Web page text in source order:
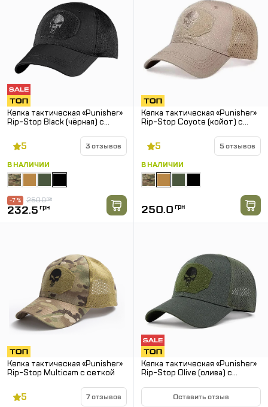
Кепка тактическая «Punisher»
Rip-Stop Black (чёрная) с
5 3 отзывов
В НАЛИЧИИ
250.0грн
-7 %
232.5 грн
Кепка тактическая «Punisher»
Rip-Stop Coyote (койот) с
5 5 отзывов
В НАЛИЧИИ
250.0 грн
Кепка тактическая «Punisher»
Rip-Stop Multicam с сеткой
5 7 отзывов
Кепка тактическая «Punisher»
Rip-Stop Olive (олива) с
Оставить отзыв